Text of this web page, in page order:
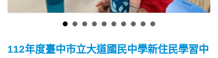
112年度臺中市立大道國民中學新住民學習中